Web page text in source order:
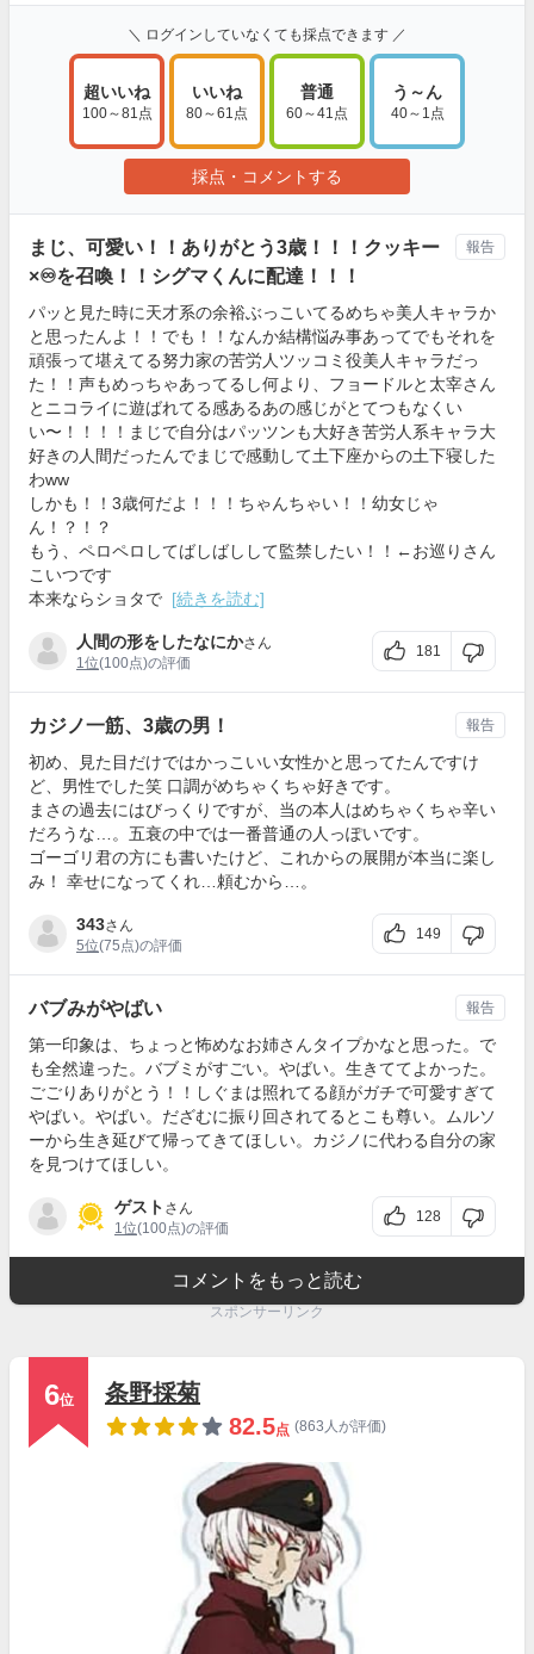
＼ ログインしていなくても採点できます ／
超いいね
100～81点
いいね
80～61点
普通
60～41点
う～ん
40～1点
採点・コメントする
まじ、可愛い！！ありがとう3歳！！！クッキー
×♾️を召喚！！シグマくんに配達！！！
パッと見た時に天才系の余裕ぶっこいてるめちゃ美人キャラか
と思ったんよ！！でも！！なんか結構悩み事あってでもそれを
頑張って堪えてる努力家の苦労人ツッコミ役美人キャラだっ
た！！声もめっちゃあってるし何より、フョードルと太宰さん
とニコライに遊ばれてる感あるあの感じがとてつもなくい
い〜！！！！まじで自分はパッツンも大好き苦労人系キャラ大
好きの人間だったんでまじで感動して土下座からの土下寝した
わww
しかも！！3歳何だよ！！！ちゃんちゃい！！幼女じゃ
ん！？！？
もう、ペロペロしてばしばしして監禁したい！！←お巡りさん
こいつです
本来ならショタで [続きを読む]
人間の形をしたなにかさん
1位(100点)の評価
181
報告
カジノ一筋、3歳の男！
初め、見た目だけではかっこいい女性かと思ってたんですけ
ど、男性でした笑 口調がめちゃくちゃ好きです。
まさの過去にはびっくりですが、当の本人はめちゃくちゃ辛い
だろうな…。五衰の中では一番普通の人っぽいです。
ゴーゴリ君の方にも書いたけど、これからの展開が本当に楽し
み！ 幸せになってくれ…頼むから…。
343さん
5位(75点)の評価
149
報告
バブみがやばい
第一印象は、ちょっと怖めなお姉さんタイプかなと思った。で
も全然違った。バブミがすごい。やばい。生きててよかった。
ごごりありがとう！！しぐまは照れてる顔がガチで可愛すぎて
やばい。やばい。だざむに振り回されてるとこも尊い。ムルソ
ーから生き延びて帰ってきてほしい。カジノに代わる自分の家
を見つけてほしい。
ゲスト さん
1位(100点)の評価
128
報告
コメントをもっと読む
スポンサーリンク
6位
条野採菊
82.5点 (863人が評価)